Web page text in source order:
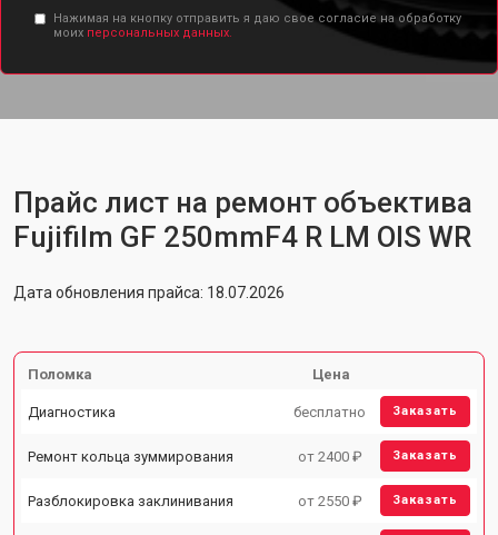
Нажимая на кнопку отправить я даю свое согласие на обработку
моих персональных данных.
Прайс лист на ремонт объектива
Fujifilm GF 250mmF4 R LM OIS WR
Дата обновления прайса: 18.07.2026
Поломка Цена
Диагностика бесплатно Заказать
Ремонт кольца зуммирования от 2400 ₽ Заказать
Разблокировка заклинивания от 2550 ₽ Заказать